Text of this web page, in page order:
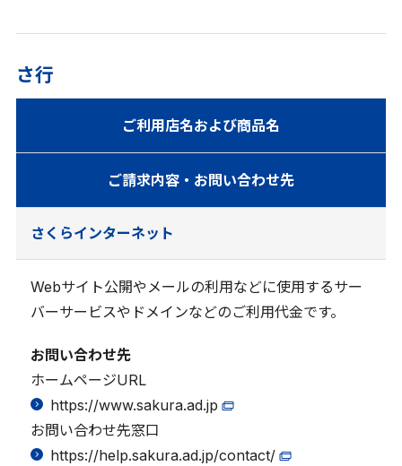
さ行
ご利用店名および商品名
ご請求内容・お問い合わせ先
さくらインターネット
Webサイト公開やメールの利用などに使用するサー
バーサービスやドメインなどのご利用代金です。
お問い合わせ先
ホームページURL
https://www.sakura.ad.jp
お問い合わせ先窓口
https://help.sakura.ad.jp/contact/